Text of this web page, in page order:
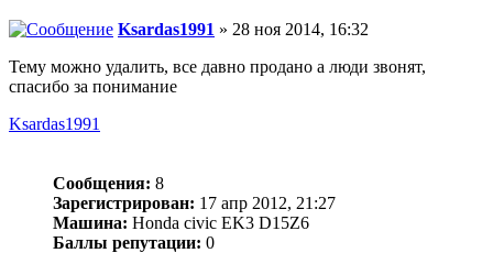
Ksardas1991 » 28 ноя 2014, 16:32
Тему можно удалить, все давно продано а люди звонят,
спасибо за понимание
Ksardas1991
Сообщения: 8
Зарегистрирован: 17 апр 2012, 21:27
Машина: Honda civic EK3 D15Z6
Баллы репутации: 0